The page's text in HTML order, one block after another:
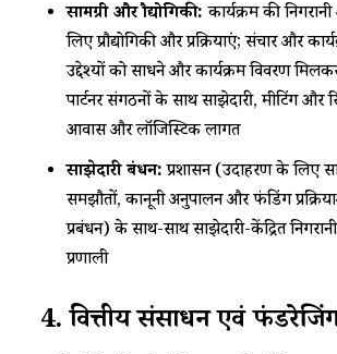
सामग्री और प्रौद्योगिकी:कार्यक्रम की
लिए प्रौद्योगिकी और प्रक्रियाएं; संचार और
उद्देश्यों को साधने और कार्यक्रम विवरण
पार्टनर संगठनों के साथ साझेदारी, मीटिंग और
आवास और लॉजिस्टिक लागत
साझेदारी प्रबंधन:प्रशासन (उदाहरण के लिए
समझौतों, कानूनी अनुपालन और फंडिंग
प्रबंधन) के साथ-साथ साझेदारी-केंद्रित
प्रणाली
4.वित्तीयसंसाधनएवं